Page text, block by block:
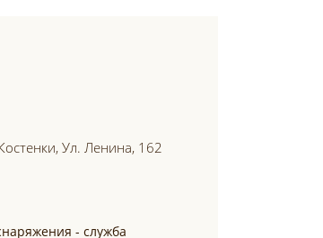
Ул. Ленина, 162
- служба